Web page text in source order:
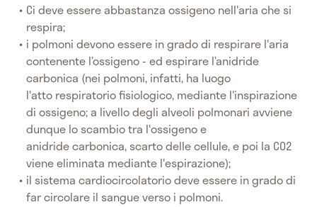
Ci deve essere abbastanza ossigeno nell'aria che si
respira;
i polmoni devono essere in grado di respirare l'aria
contenente l’ossigeno - ed espirare l’anidride
carbonica (nei polmoni, infatti, ha luogo
l'atto respiratorio fisiologico, mediante l'inspirazione
di ossigeno; a livello degli alveoli polmonari avviene
dunque lo scambio tra l'ossigeno e
anidride carbonica, scarto delle cellule, e poi la CO2
viene eliminata mediante l'espirazione);
il sistema cardiocircolatorio deve essere in grado di
far circolare il sangue verso i polmoni.